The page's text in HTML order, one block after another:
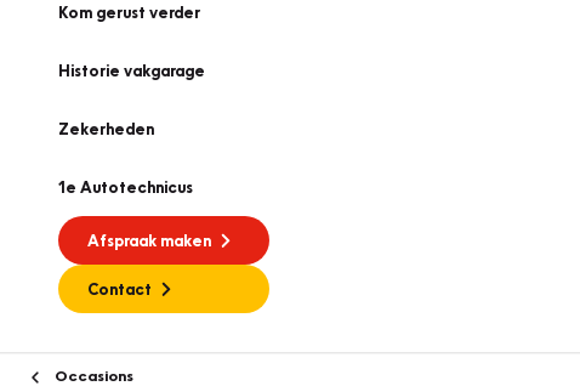
Kom gerust verder
Historie vakgarage
Zekerheden
1e Autotechnicus
Afspraak maken
Contact
Occasions